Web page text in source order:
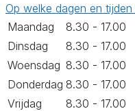
Op welke dagen en
Maandag
8.30 - 17.00
Dinsdag
8.30 - 17.00
Woensdag 8.30 - 17.00
Donderdag 8.30 - 17.00
Vrijdag
8.30 - 17.00